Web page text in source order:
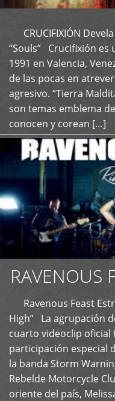
CRUCIFIXIÓN
“Souls” Crucifixión es
1991 en Valencia,
de las pocas en
agresivo. “Tierra
son temas emblema
conocen y corean […]
RAVENOUS
Ravenous Feast
High” La agrupación
cuarto videoclip oficial
participación especial
la banda Storm
Rebelde Motorcycle
oriente del país,